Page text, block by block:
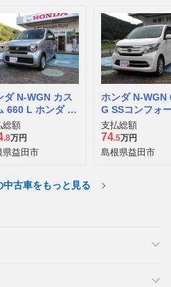
ダ N-WGN カス
660 L ホンダ セ
ング
総額
.8万円
県益田市
ホンダ N-WGN
G SSコンフォ
ッケージ
支払総額
74.5万円
島根県益田市
古車をもっと見る